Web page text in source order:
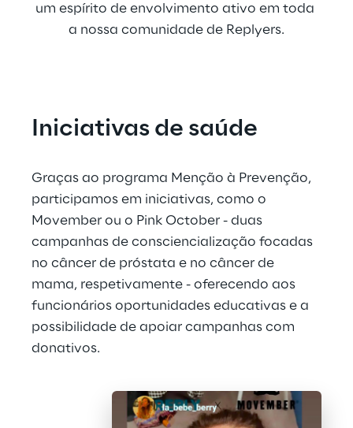
um espírito de envolvimento ativo em toda
a nossa comunidade de Replyers.
Iniciativas de saúde
Graças ao programa Menção à Prevenção,
participamos em iniciativas, como o
Movember ou o Pink October - duas
campanhas de consciencialização focadas
no câncer de próstata e no câncer de
mama, respetivamente - oferecendo aos
funcionários oportunidades educativas e a
possibilidade de apoiar campanhas com
donativos.